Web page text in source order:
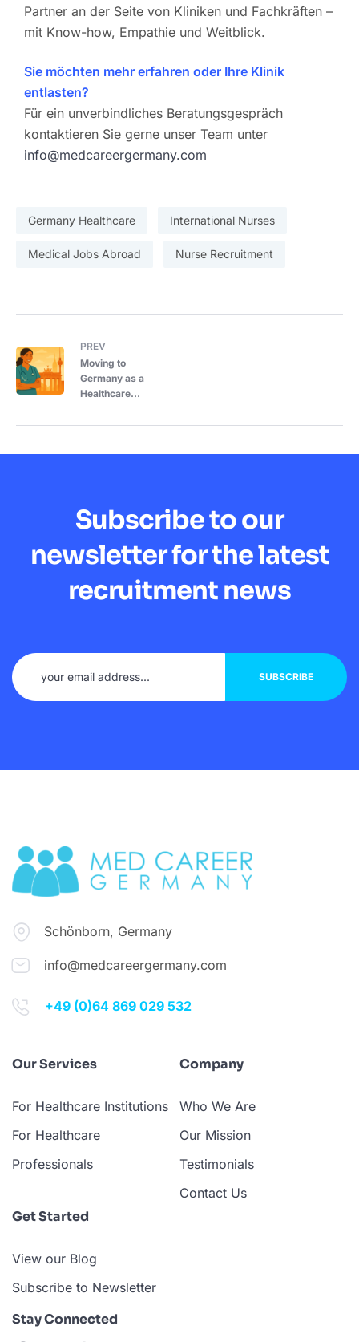
Partner an der Seite von Kliniken und Fachkräften –
mit Know-how, Empathie und Weitblick.
Sie möchten mehr erfahren oder Ihre Klinik
entlasten?
Für ein unverbindliches Beratungsgespräch
kontaktieren Sie gerne unser Team unter
info@medcareergermany.com
Germany Healthcare International Nurses
Medical Jobs Abroad Nurse Recruitment
PREV
Moving to
Germany as a
Healthcare
What I Wish I
Subscribe to our
newsletter for the latest
recruitment news
Schönborn, Germany
info@medcareergermany.com
+49 (0)64 869 029 532
Our Services
For Healthcare Institutions
For Healthcare
Professionals
Company
Who We Are
Our Mission
Testimonials
Contact Us
Get Started
View our Blog
Subscribe to Newsletter
Stay Connected